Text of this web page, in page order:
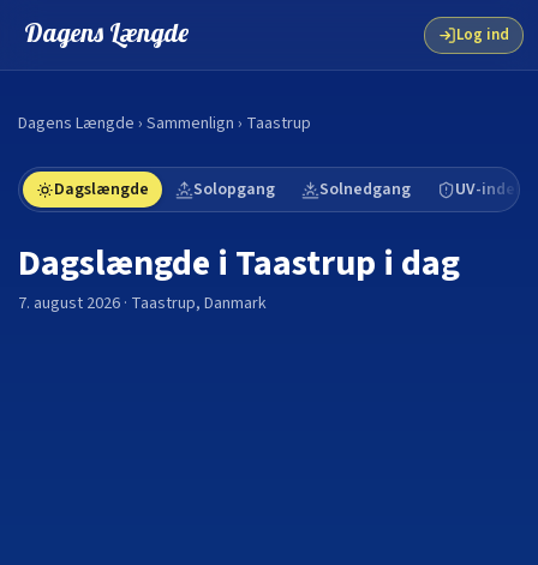
Dagens Længde Log ind
Dagens Længde › Sammenlign › Taastrup
Dagslængde Solopgang Solnedgang UV-indeks
Dagslængde i Taastrup i dag
7. august 2026 · Taastrup, Danmark